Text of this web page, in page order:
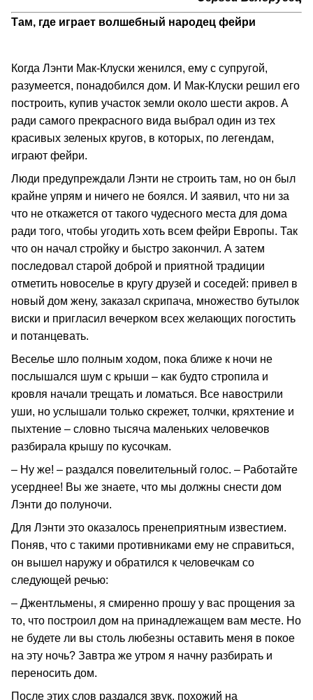
Там, где играет волшебный народец фейри
Когда Лэнти Мак-Клуски женился, ему с супругой,
разумеется, понадобился дом. И Мак-Клуски решил его
построить, купив участок земли около шести акров. А
ради самого прекрасного вида выбрал один из тех
красивых зеленых кругов, в которых, по легендам,
играют фейри.
Люди предупреждали Лэнти не строить там, но он был
крайне упрям и ничего не боялся. И заявил, что ни за
что не откажется от такого чудесного места для дома
ради того, чтобы угодить хоть всем фейри Европы. Так
что он начал стройку и быстро закончил. А затем
последовал старой доброй и приятной традиции
отметить новоселье в кругу друзей и соседей: привел в
новый дом жену, заказал скрипача, множество бутылок
виски и пригласил вечерком всех желающих погостить
и потанцевать.
Веселье шло полным ходом, пока ближе к ночи не
послышался шум с крыши – как будто стропила и
кровля начали трещать и ломаться. Все навострили
уши, но услышали только скрежет, толчки, кряхтение и
пыхтение – словно тысяча маленьких человечков
разбирала крышу по кусочкам.
– Ну же! – раздался повелительный голос. – Работайте
усерднее! Вы же знаете, что мы должны снести дом
Лэнти до полуночи.
Для Лэнти это оказалось пренеприятным известием.
Поняв, что с такими противниками ему не справиться,
он вышел наружу и обратился к человечкам со
следующей речью:
– Джентльмены, я смиренно прошу у вас прощения за
то, что построил дом на принадлежащем вам месте. Но
не будете ли вы столь любезны оставить меня в покое
на эту ночь? Завтра же утром я начну разбирать и
переносить дом.
После этих слов раздался звук, похожий на